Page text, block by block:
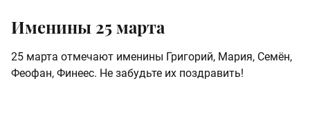
Именины 25 марта
25 марта отмечают именины Григорий, Мария, Семён,
Феофан, Финеес. Не забудьте их поздравить!